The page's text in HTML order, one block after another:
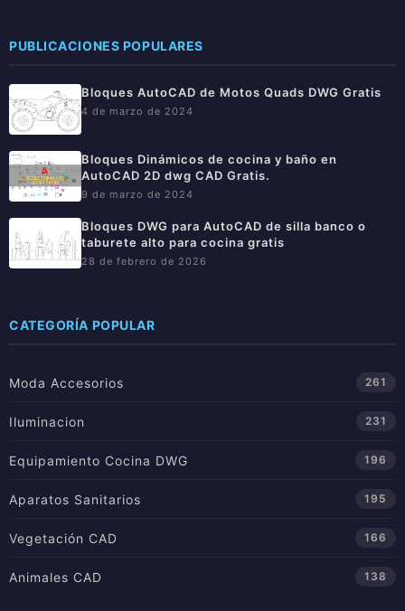
PUBLICACIONES POPULARES
Bloques AutoCAD de Motos Quads DWG Gratis
4 de marzo de 2024
Bloques Dinámicos de cocina y baño en
AutoCAD 2D dwg CAD Gratis.
9 de marzo de 2024
Bloques DWG para AutoCAD de silla banco o
taburete alto para cocina gratis
28 de febrero de 2026
CATEGORÍA POPULAR
Moda Accesorios 261
Iluminacion 231
Equipamiento Cocina DWG 196
Aparatos Sanitarios 195
Vegetación CAD 166
Animales CAD 138